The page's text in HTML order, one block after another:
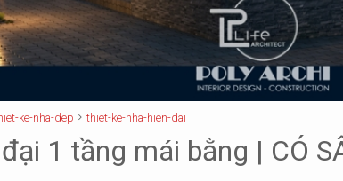
ke-nha-dep thiet-ke-nha-hien-dai
1 tầng mái bằng | CÓ